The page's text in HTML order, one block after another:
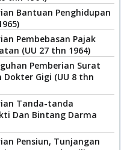
Bantuan Penghidupan
Pembebasan Pajak
(UU 27 thn 1964)
Pemberian Surat
Dokter Gigi (UU 8 thn
Tanda-tanda
Dan Bintang Darma
Pensiun, Tunjangan